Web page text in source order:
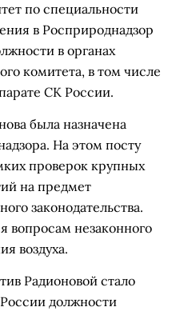
по специальности
в Росприроднадзор
в органах
комитета, в том числе
СК России.
была назначена
На этом посту
проверок крупных
на предмет
законодательства.
вопросам незаконного
воздуха.
Радионовой стало
должности